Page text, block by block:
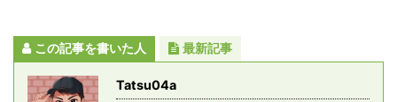
この記事を書いた人 最新記事
Tatsu04a